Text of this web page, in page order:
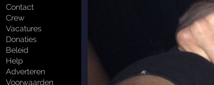
Contact
Crew
Vacatures
Donaties
Beleid
Help
Adverteren
Voorwaarden